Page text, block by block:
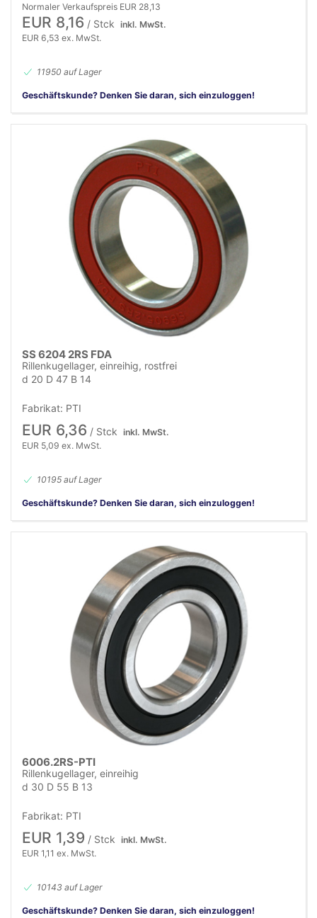
Normaler Verkaufspreis EUR 28,13
EUR 8,16 / Stck inkl. MwSt.
EUR 6,53 ex. MwSt.
11950 auf Lager
Geschäftskunde? Denken Sie daran, sich einzuloggen!
SS 6204 2RS FDA
Rillenkugellager, einreihig, rostfrei
d 20 D 47 B 14
Fabrikat: PTI
EUR 6,36 / Stck inkl. MwSt.
EUR 5,09 ex. MwSt.
10195 auf Lager
Geschäftskunde? Denken Sie daran, sich einzuloggen!
6006.2RS-PTI
Rillenkugellager, einreihig
d 30 D 55 B 13
Fabrikat: PTI
EUR 1,39 / Stck inkl. MwSt.
EUR 1,11 ex. MwSt.
10143 auf Lager
Geschäftskunde? Denken Sie daran, sich einzuloggen!